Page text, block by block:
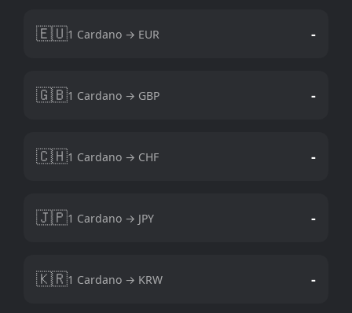
🇪🇺1 Cardano → EUR -
🇬🇧1 Cardano → GBP -
🇨🇭1 Cardano → CHF -
🇯🇵1 Cardano → JPY -
🇰🇷1 Cardano → KRW -